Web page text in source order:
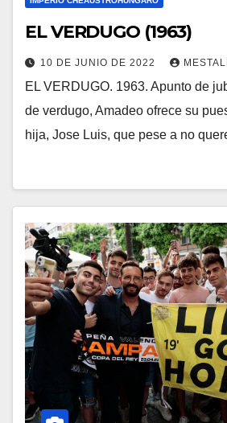
EL VERDUGO (1963)
10 DE JUNIO DE 2022
EL VERDUGO. 1963. Apunto de
de verdugo, Amadeo ofrece su
hija, Jose Luis, que pese a no